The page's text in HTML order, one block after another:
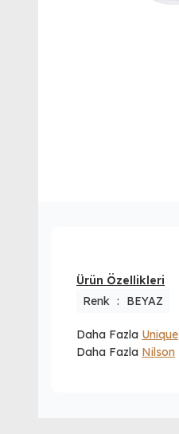
Ürün Özellikleri
Renk : BEYAZ
Daha Fazla Unique
Daha Fazla Nilson